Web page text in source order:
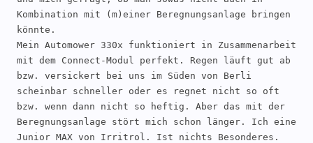
Kombination mit (m)einer Beregnungsanlage bringen
könnte.
Mein Automower 330x funktioniert in Zusammenarbeit
mit dem Connect-Modul perfekt. Regen läuft gut ab
bzw. versickert bei uns im Süden von Berli
scheinbar schneller oder es regnet nicht so oft
bzw. wenn dann nicht so heftig. Aber das mit der
Beregnungsanlage stört mich schon länger. Ich eine
Junior MAX von Irritrol. Ist nichts Besonderes.